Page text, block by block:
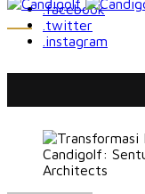
.facebook
.twitter
.instagram